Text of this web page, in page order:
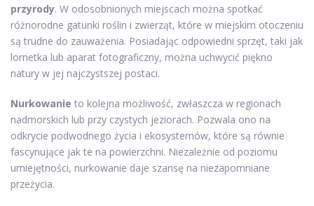
przyrody. W odosobnionych miejscach można spotkać
różnorodne gatunki roślin i zwierząt, które w miejskim otoczeniu
są trudne do zauważenia. Posiadając odpowiedni sprzęt, taki jak
lornetka lub aparat fotograficzny, można uchwycić piękno
natury w jej najczystszej postaci.
Nurkowanie to kolejna możliwość, zwłaszcza w regionach
nadmorskich lub przy czystych jeziorach. Pozwala ono na
odkrycie podwodnego życia i ekosystemów, które są równie
fascynujące jak te na powierzchni. Niezależnie od poziomu
umiejętności, nurkowanie daje szansę na niezapomniane
przeżycia.